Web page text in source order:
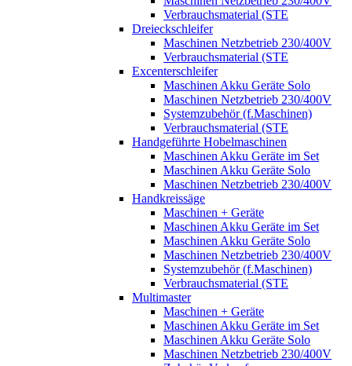
Verbrauchsmaterial (STE
Dreieckschleifer
Maschinen Netzbetrieb 230/400V
Verbrauchsmaterial (STE
Excenterschleifer
Maschinen Akku Geräte Solo
Maschinen Netzbetrieb 230/400V
Systemzubehör (f.Maschinen)
Verbrauchsmaterial (STE
Handgeführte Hobelmaschinen
Maschinen Akku Geräte im Set
Maschinen Akku Geräte Solo
Maschinen Netzbetrieb 230/400V
Handkreissäge
Maschinen + Geräte
Maschinen Akku Geräte im Set
Maschinen Akku Geräte Solo
Maschinen Netzbetrieb 230/400V
Systemzubehör (f.Maschinen)
Verbrauchsmaterial (STE
Multimaster
Maschinen + Geräte
Maschinen Akku Geräte im Set
Maschinen Akku Geräte Solo
Maschinen Netzbetrieb 230/400V